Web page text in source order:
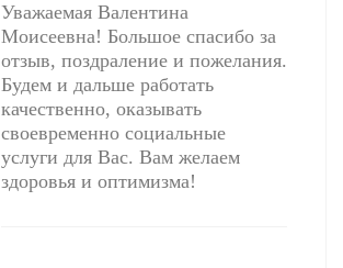
Уважаемая Валентина
Моисеевна! Большое спасибо за
отзыв, поздраление и пожелания.
Будем и дальше работать
качественно, оказывать
своевременно социальные
услуги для Вас. Вам желаем
здоровья и оптимизма!